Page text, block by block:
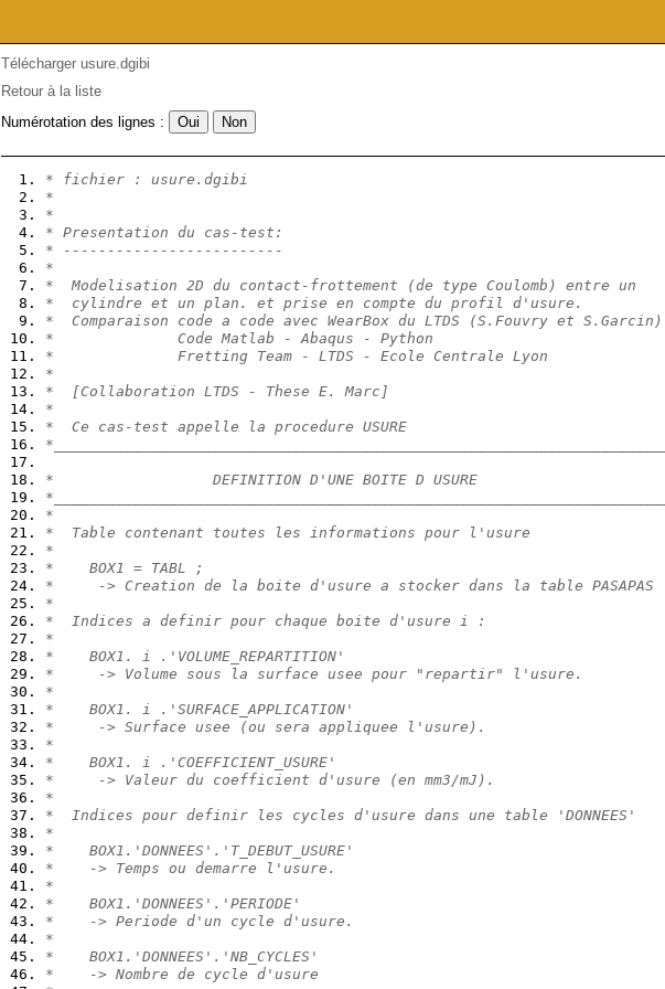
Télécharger usure.dgibi
Retour à la liste
Numérotation des lignes :
* fichier : usure.dgibi
*
*
* Presentation du cas-test:
* -------------------------
*
*  Modelisation 2D du contact-frottement (de type Coulomb) entre un
*  cylindre et un plan. et prise en compte du profil d'usure.
*  Comparaison code a code avec WearBox du LTDS (S.Fouvry et S.Garcin)
*              Code Matlab - Abaqus - Python
*              Fretting Team - LTDS - Ecole Centrale Lyon
*
*  [Collaboration LTDS - These E. Marc]
*
*  Ce cas-test appelle la procedure USURE
*______________________________________________________________________
*                  DEFINITION D'UNE BOITE D USURE
*______________________________________________________________________
*
*  Table contenant toutes les informations pour l'usure
*
*    BOX1 = TABL ;
*     -> Creation de la boite d'usure a stocker dans la table PASAPAS
*
*  Indices a definir pour chaque boite d'usure i :
*
*    BOX1. i .'VOLUME_REPARTITION'
*     -> Volume sous la surface usee pour "repartir" l'usure.
*
*    BOX1. i .'SURFACE_APPLICATION'
*     -> Surface usee (ou sera appliquee l'usure).
*
*    BOX1. i .'COEFFICIENT_USURE'
*     -> Valeur du coefficient d'usure (en mm3/mJ).
*
*  Indices pour definir les cycles d'usure dans une table 'DONNEES'
*
*    BOX1.'DONNEES'.'T_DEBUT_USURE'
*    -> Temps ou demarre l'usure.
*
*    BOX1.'DONNEES'.'PERIODE'
*    -> Periode d'un cycle d'usure.
*
*    BOX1.'DONNEES'.'NB_CYCLES'
*    -> Nombre de cycle d'usure